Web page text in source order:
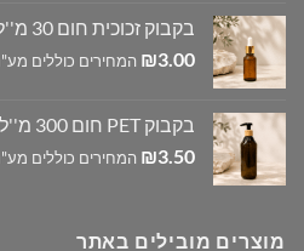
בקבוק זכוכית חום 30 מ''ל כולל פיפטה
₪3.00 המחירים כוללים
בקבוק PET חום 300 מ''ל כולל משאבה דמוי עץ
₪3.50 המחירים כוללים
מוצרים מובילים באתר